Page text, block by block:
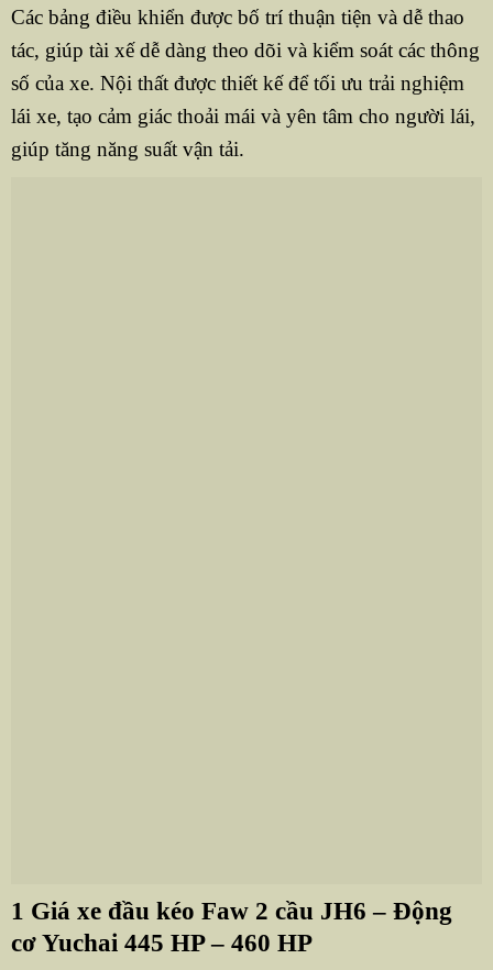
Các bảng điều khiển được bố trí thuận tiện và dễ thao
tác, giúp tài xế dễ dàng theo dõi và kiểm soát các thông
số của xe. Nội thất được thiết kế để tối ưu trải nghiệm
lái xe, tạo cảm giác thoải mái và yên tâm cho người lái,
giúp tăng năng suất vận tải.
1 Giá xe đầu kéo Faw 2 cầu JH6 – Động
cơ Yuchai 445 HP – 460 HP